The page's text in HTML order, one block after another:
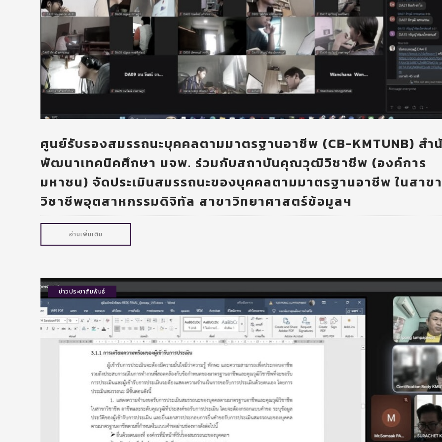
ศูนย์รับรองสมรรถนะบุคคลตามมาตรฐานอาชีพ (CB-KMTUNB) สำ
พัฒนาเทคนิคศึกษา มจพ. ร่วมกับสถาบันคุณวุฒิวิชาชีพ (องค์การ
มหาชน) จัดประเมินสมรรถนะของบุคคลตามมาตรฐานอาชีพ ในสาขา
วิชาชีพอุตสาหกรรมดิจิทัล สาขาวิทยาศาสตร์ข้อมูลฯ
อ่านเพิ่มเติม
ข่าวประชาสัมพันธ์